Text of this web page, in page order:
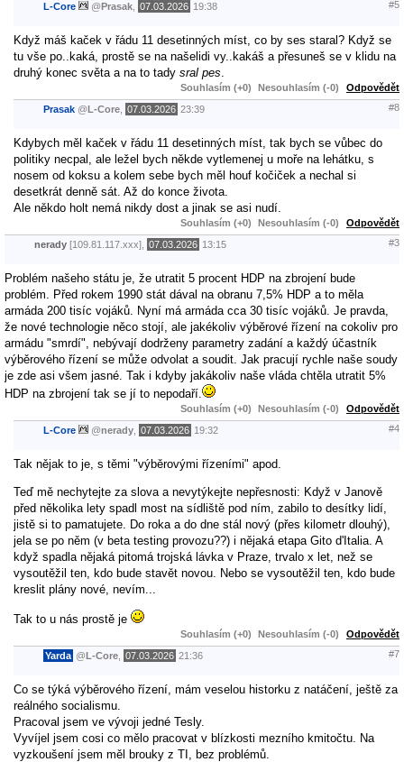
L-Core @Prasak 07.03.2026 19:38 #5
Když máš kaček v řádu 11 desetinných míst, co by ses staral? Když se
tu vše po..kaká, prostě se na našelidi vy..kakáš a přesuneš se v klidu na
druhý konec světa a na to tady sral pes
Souhlasím (+0) Nesouhlasím (-0) Odpovědět
Prasak @L-Core 07.03.2026 23:39 #8
Kdybych měl kaček v řádu 11 desetinných míst, tak bych se vůbec do
politiky necpal, ale ležel bych někde vytlemenej u moře na lehátku, s
nosem od koksu a kolem sebe bych měl houf kočiček a nechal si
desetkrát denně sát. Až do konce života.
Ale někdo holt nemá nikdy dost a jinak se asi nudí.
Souhlasím (+0) Nesouhlasím (-0) Odpovědět
nerady [109.81.117.xxx], 07.03.2026 13:15 #3
Problém našeho státu je, že utratit 5 procent HDP na zbrojení bude
problém. Před rokem 1990 stát dával na obranu 7,5% HDP a to měla
armáda 200 tisíc vojáků. Nyní má armáda cca 30 tisíc vojáků. Je pravda,
že nové technologie něco stojí, ale jakékoliv výběrové řízení na cokoliv pro
armádu "smrdí", nebývají dodrženy parametry zadání a každý účastník
výběrového řízení se může odvolat a soudit. Jak pracují rychle naše soudy
je zde asi všem jasné. Tak i kdyby jakákoliv naše vláda chtěla utratit 5%
HDP na zbrojení tak se jí to nepodaří.
Souhlasím (+0) Nesouhlasím (-0) Odpovědět
L-Core @nerady 07.03.2026 19:32 #4
Tak nějak to je, s těmi "výběrovými řízeními" apod.
Teď mě nechytejte za slova a nevytýkejte nepřesnosti: Když v Janově
před několika lety spadl most na sídliště pod ním, zabilo to desítky lidí,
jistě si to pamatujete. Do roka a do dne stál nový (přes kilometr dlouhý),
jela se po něm (v beta testing provozu??) i nějaká etapa Gito d'Italia. A
když spadla nějaká pitomá trojská lávka v Praze, trvalo x let, než se
vysoutěžil ten, kdo bude stavět novou. Nebo se vysoutěžil ten, kdo bude
kreslit plány nové, nevím...
Tak to u nás prostě je
Souhlasím (+0) Nesouhlasím (-0) Odpovědět
Yarda @L-Core 07.03.2026 21:36 #7
Co se týká výběrového řízení, mám veselou historku z natáčení, ještě za
reálného socialismu.
Pracoval jsem ve vývoji jedné Tesly.
Vyvíjel jsem cosi co mělo pracovat v blízkosti mezního kmitočtu. Na
vyzkoušení jsem měl brouky z TI, bez problémů.